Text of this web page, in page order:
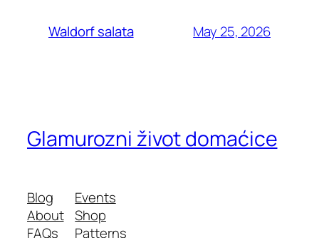
Waldorf salata May 25, 2026
Glamurozni život domaćice
Blog
About
FAQs
Events
Shop
Patterns